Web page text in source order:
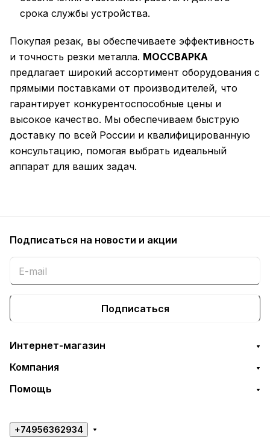
срока службы устройства.
Покупая резак, вы обеспечиваете эффективность
и точность резки металла. МОССВАРКА
предлагает широкий ассортимент оборудования с
прямыми поставками от производителей, что
гарантирует конкурентоспособные цены и
высокое качество. Мы обеспечиваем быструю
доставку по всей России и квалифицированную
консультацию, помогая выбрать идеальный
аппарат для ваших задач.
Подписаться на новости и акции
Подписаться
Интернет-магазин
Компания
Помощь
+74956362934